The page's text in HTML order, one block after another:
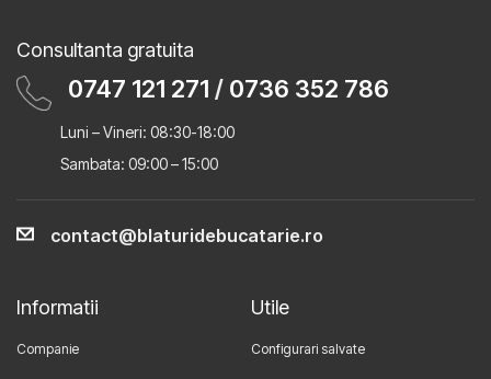
Consultanta gratuita
0747 121 271 / 0736 352 786
Luni – Vineri: 08:30-18:00
Sambata: 09:00 – 15:00
contact@blaturidebucatarie.ro
Informatii
Companie
Utile
Configurari salvate